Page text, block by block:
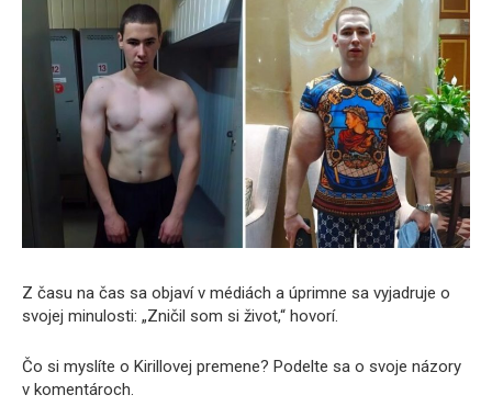
Z času na čas sa objaví v médiách a úprimne sa vyjadruje o
svojej minulosti: „Zničil som si život,“ hovorí.
Čo si myslíte o Kirillovej premene? Podelte sa o svoje názory
v komentároch.